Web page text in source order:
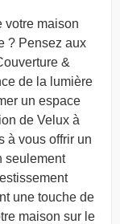
votre maison
? Pensez aux
&
de la lumière
un espace
de Velux à
à vous offrir un
seulement
une touche de
maison sur le